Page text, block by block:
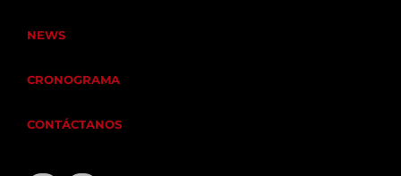
NEWS
CRONOGRAMA
CONTÁCTANOS